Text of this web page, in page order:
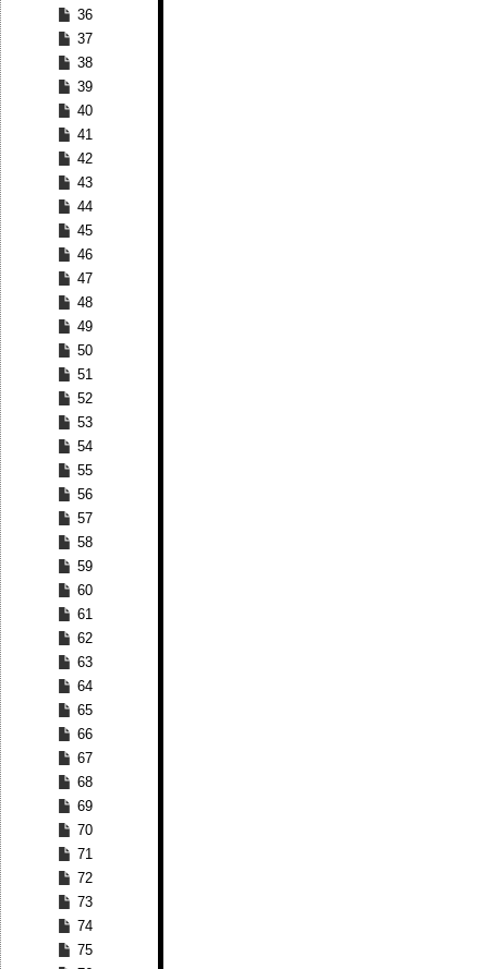
36
37
38
39
40
41
42
43
44
45
46
47
48
49
50
51
52
53
54
55
56
57
58
59
60
61
62
63
64
65
66
67
68
69
70
71
72
73
74
75